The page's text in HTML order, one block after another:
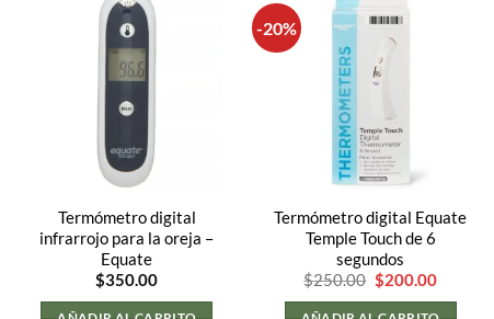
Termómetro digital
infrarrojo para la oreja –
Equate
$350.00
-20%
Termómetro digital Equate
Temple Touch de 6
segundos
$250.00 El
precio
original
$200.00El
actual